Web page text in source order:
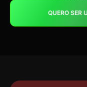
QUERO SER